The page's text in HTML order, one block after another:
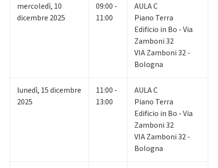
mercoledì, 10
dicembre 2025
09:00 -
11:00
AULA C
Piano Terra
Edificio in Bo - Via
Zamboni 32
VIA Zamboni 32 -
Bologna
lunedì, 15dicembre
2025
11:00 -
13:00
AULA C
Piano Terra
Edificio in Bo - Via
Zamboni 32
VIA Zamboni 32 -
Bologna